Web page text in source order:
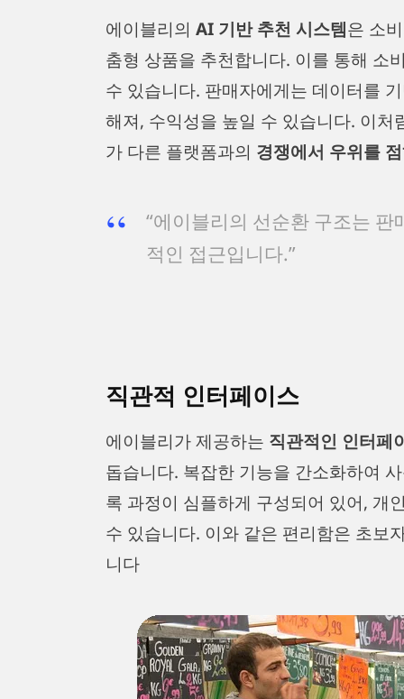
에이블리의 AI 기반 추천 시스템은 소
춤형 상품을 추천합니다. 이를 통해 소
수 있습니다. 판매자에게는 데이터를
해져, 수익성을 높일 수 있습니다. 이
가 다른 플랫폼과의 경쟁에서 우위를
“에이블리의 선순환 구조는
적인 접근입니다.”
직관적 인터페이스
에이블리가 제공하는 직관적인 인터페
돕습니다. 복잡한 기능을 간소화하여
록 과정이 심플하게 구성되어 있어, 개
수 있습니다. 이와 같은 편리함은 초보
니다